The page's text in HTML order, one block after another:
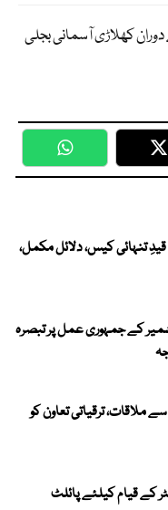
کھلاڑی آسمانی بجلی
WhatsApp
قیدِ تنہائی کیس، دلائل مکمل،
کے جمہوری عمل پر تبصرہ
ملاقات، ترقیاتی تعاون کو
کے قیام کیلئے پائلٹ